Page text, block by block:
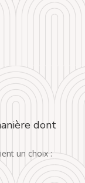
dont
un choix :